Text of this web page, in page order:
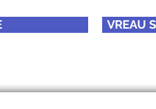
VREAU